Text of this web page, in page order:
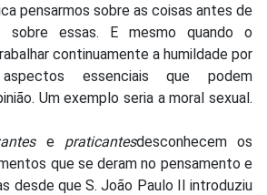
pensarmos sobre as coisas antes de
sobre essas. E mesmo quando o
continuamente a humildade por
aspectos essenciais que podem
Um exemplo seria a moral sexual.
e praticantesdesconhecem os
que se deram no pensamento e
desde que S. João Paulo II introduziu